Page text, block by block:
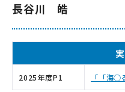
長谷川 皓
2025年度P1 「「海○